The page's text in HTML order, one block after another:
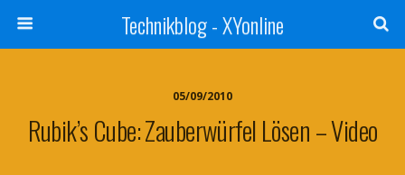
Technikblog - XYonline
05/09/2010
Rubik’s Cube: Zauberwürfel Lösen – Video